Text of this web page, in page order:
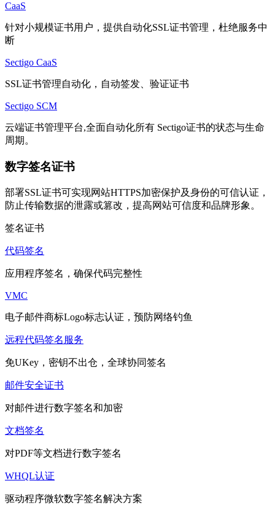
CaaS
针对小规模证书用户，提供自动化SSL证书管理，杜绝服务中
断
Sectigo CaaS
SSL证书管理自动化，自动签发、验证证书
Sectigo SCM
云端证书管理平台,全面自动化所有 Sectigo证书的状态与生命
周期。
数字签名证书
部署SSL证书可实现网站HTTPS加密保护及身份的可信认证，
防止传输数据的泄露或篡改，提高网站可信度和品牌形象。
签名证书
代码签名
应用程序签名，确保代码完整性
VMC
电子邮件商标Logo标志认证，预防网络钓鱼
远程代码签名服务
免UKey，密钥不出仓，全球协同签名
邮件安全证书
对邮件进行数字签名和加密
文档签名
对PDF等文档进行数字签名
WHQL认证
驱动程序微软数字签名解决方案